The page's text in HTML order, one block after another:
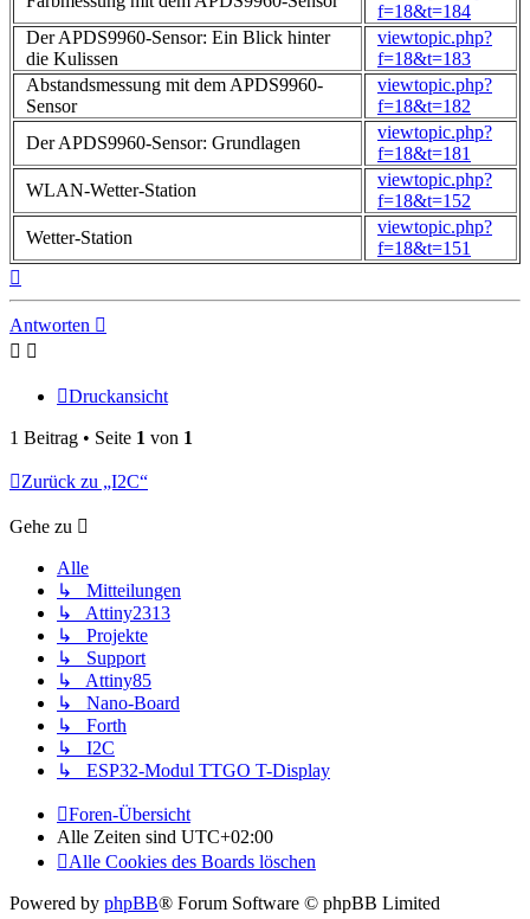
f=18&t=184
Der APDS9960-Sensor: Ein Blick hinter
die Kulissen
viewtopic.php?
f=18&t=183
Abstandsmessung mit dem APDS9960-
Sensor
viewtopic.php?
f=18&t=182
Der APDS9960-Sensor: Grundlagen
viewtopic.php?
f=18&t=181
WLAN-Wetter-Station
viewtopic.php?
f=18&t=152
Wetter-Station
viewtopic.php?
f=18&t=151
Antworten
Druckansicht
1 Beitrag • Seite 1 von 1
Zurück zu „I2C“
Gehe zu
Alle
↳ Mitteilungen
↳ Attiny2313
↳ Projekte
↳ Support
↳ Attiny85
↳ Nano-Board
↳ Forth
↳ I2C
↳ ESP32-Modul TTGO T-Display
Foren-Übersicht
Alle Zeiten sind UTC+02:00
Alle Cookies des Boards löschen
Powered by phpBB® Forum Software © phpBB Limited